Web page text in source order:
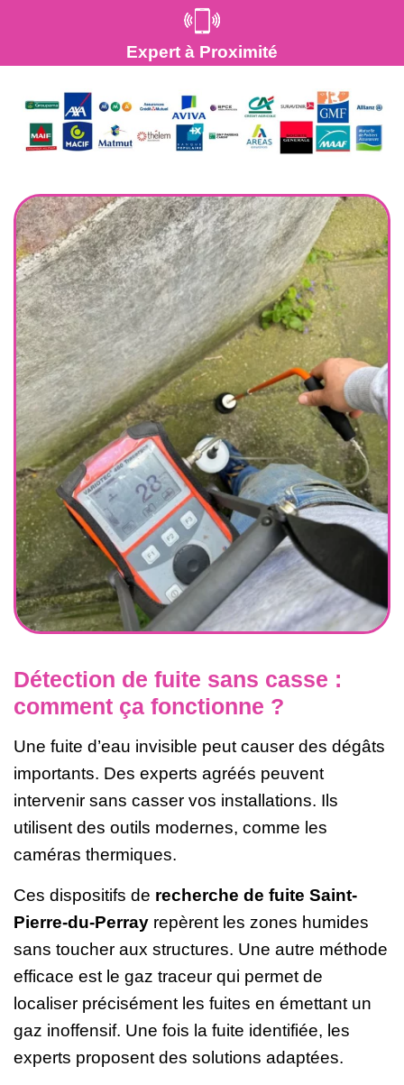
Expert à Proximité
Détection de fuite sans casse :
comment ça fonctionne ?
Une fuite d’eau invisible peut causer des dégâts
importants. Des experts agréés peuvent
intervenir sans casser vos installations. Ils
utilisent des outils modernes, comme les
caméras thermiques.
Ces dispositifs de recherche de fuite Saint-
Pierre-du-Perray repèrent les zones humides
sans toucher aux structures. Une autre méthode
efficace est le gaz traceur qui permet de
localiser précisément les fuites en émettant un
gaz inoffensif. Une fois la fuite identifiée, les
experts proposent des solutions adaptées.